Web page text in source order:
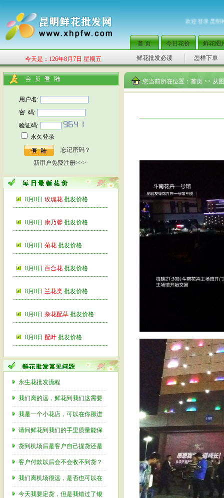
欢迎登录昆明种
首 页 今日花价 鲜花图
今天是：126年8月7日 星期五 鲜花批发必读 怎样下单
用户名:
密 码:
验证码:
永久登录
忘记密码？
新用户免费注册>>>
8月8日 玫瑰花 批发价格
8月8日 康乃馨 批发价格
8月8日 菊花 批发价格
8月8日 百合花 批发价格
8月8日 兰花类 批发价格
8月8日 杂花配草 批发价格
8月8日 配叶 批发价格
永生花批发流程
我们离的远，鲜花到我们这需要
我是一个小花店，可以在你那进
请问鲜花到我们的手里质量能保
货到机场后是客户自己提货还是
客户付款以后会不会收不到货？
我们离机场很远，是否也可以在
今天我要定货，但是我错过了银
您当前所在位置： 首页 >> 从